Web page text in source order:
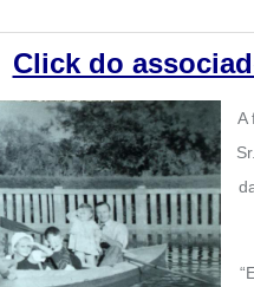
Click do
A